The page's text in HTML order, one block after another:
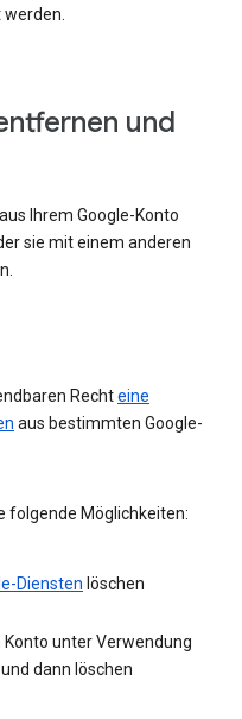
und
Ihrem Google-Konto
sie mit einem anderen
Rechteine
aus bestimmten Google-
folgende Möglichkeiten:
Diensten löschen
unter Verwendung
dann löschen